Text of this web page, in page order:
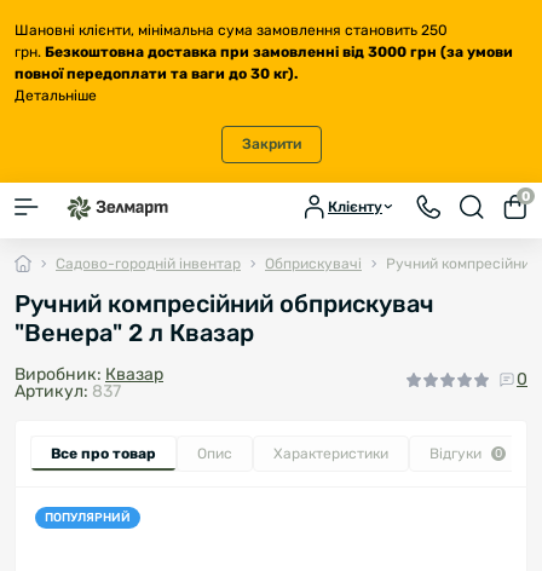
Шановні клієнти, мінімальна сума замовлення становить 250
грн. Безкоштовна доставка при замовленні від 3000 грн (за умови
повної передоплати та ваги до 30 кг).
Детальніше
Закрити
Клієнту
0
Садово-городній інвентар Обприскувачі Ручний
Ручний компресійний обприскувач
"Венера" 2 л Квазар
Виробник: Квазар
Артикул: 837
0
Все про товар Опис Характеристики Відгуки 0
ПОПУЛЯРНИЙ